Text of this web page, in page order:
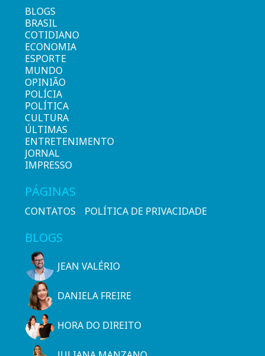
BLOGS
BRASIL
COTIDIANO
ECONOMIA
ESPORTE
MUNDO
OPINIÃO
POLÍCIA
POLÍTICA
CULTURA
ÚLTIMAS
ENTRETENIMENTO
JORNAL
IMPRESSO
PÁGINAS
CONTATOS POLÍTICA DE PRIVACIDADE
BLOGS
JEAN VALÉRIO
DANIELA FREIRE
HORA DO DIREITO